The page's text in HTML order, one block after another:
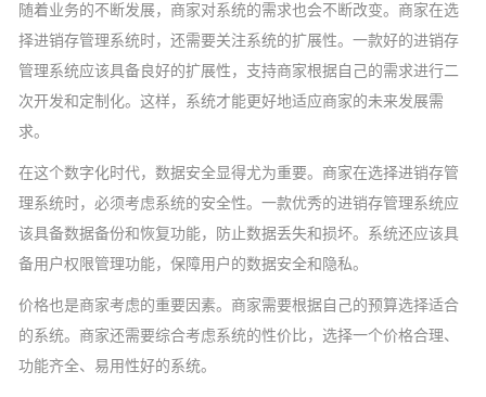
随着业务的不断发展，商家对系统的需求也会不断改变。商家在选
择进销存管理系统时，还需要关注系统的扩展性。一款好的进销存
管理系统应该具备良好的扩展性，支持商家根据自己的需求进行二
次开发和定制化。这样，系统才能更好地适应商家的未来发展需
求。
在这个数字化时代，数据安全显得尤为重要。商家在选择进销存管
理系统时，必须考虑系统的安全性。一款优秀的进销存管理系统应
该具备数据备份和恢复功能，防止数据丢失和损坏。系统还应该具
备用户权限管理功能，保障用户的数据安全和隐私。
价格也是商家考虑的重要因素。商家需要根据自己的预算选择适合
的系统。商家还需要综合考虑系统的性价比，选择一个价格合理、
功能齐全、易用性好的系统。